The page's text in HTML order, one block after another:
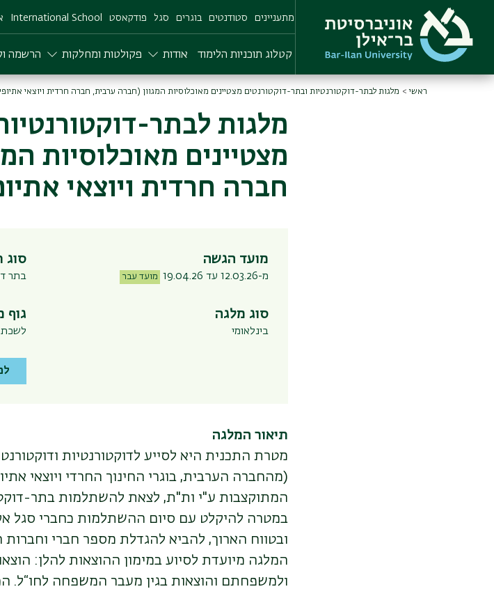
main
content
מתעניינים סטודנטים בוגרים סגל פודקאסט International School
קטלוג תוכניות הלימוד אודות פקולטות ומחלקות הרשמה
ראשי מלגות לבתר-דוקטורנטיות ובתר-דוקטורנטים מצטיינים מאוכלוסיות המגוון (חברה ערבית, חברה חרדית ויוצאי
מלגות לבתר-
מצטיינים מאוכלוסיות
חברה חרדית ויוצאי
מועד הגשה
מ-12.03.26 עד 19.04.26 מועד עבר
סוג
בתר
סוג מלגה
בינלאומי
גוף
לשכת
תיאור המלגה
מטרת התכנית היא לסייע לדוקטורנטיות
(מהחברה הערבית, בוגרי החינוך החרדי ויוצאי
המתוקצבות ע"י ות"ת, לצאת להשתלמות בתר-
במטרה להיקלט עם סיום ההשתלמות כחברי סגל
ובטווח הארוך, להביא להגדלת מספר חברי
המלגה מיועדת לסיוע במימון ההוצאות להלן:
ולמשפחתם והוצאות בגין מעבר המשפחה לחו“ל.